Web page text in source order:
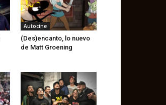
Autocine
(Des)encanto, lo nuevo
de Matt Groening